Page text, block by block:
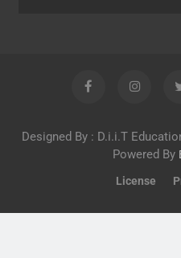
Designed By : D.i.i.T
Powered By
License